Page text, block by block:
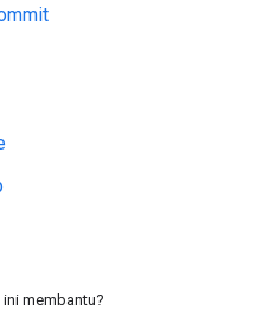
membantu?